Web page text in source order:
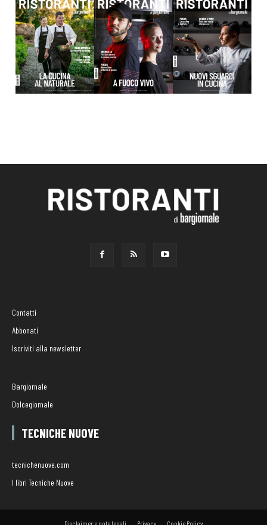
Contatti
Abbonati
Iscriviti alla newsletter
Bargiornale
Dolcegiornale
TECNICHE NUOVE
tecnichenuove.com
I libri Tecniche Nuove
Disclaimer e note legali Privacy Cookie Policy